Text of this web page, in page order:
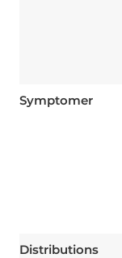
Symptomer
Distributions